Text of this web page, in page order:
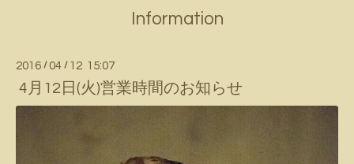
Information
2016 / 04 / 12 15:07
4月12日(火)営業時間のお知らせ